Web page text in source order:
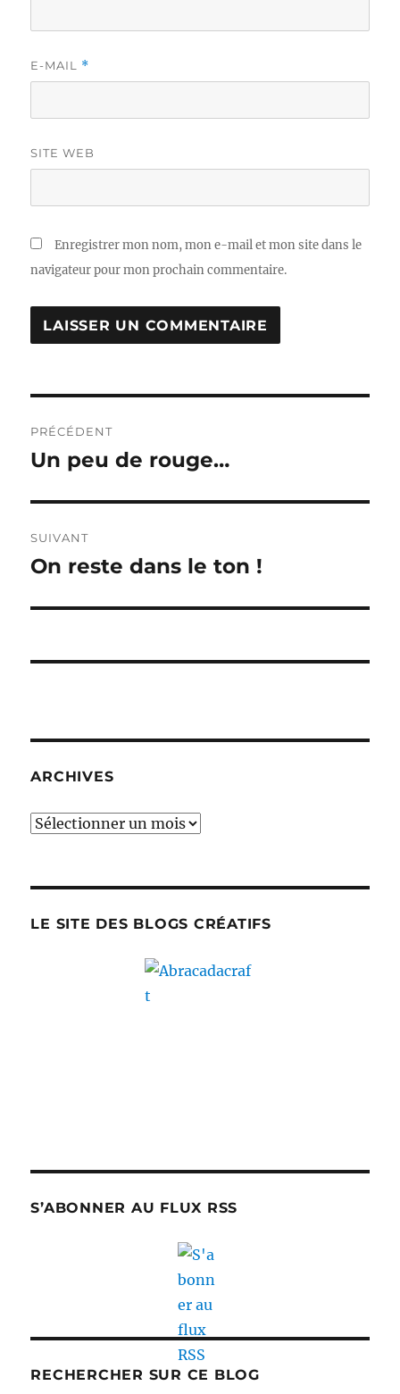
E-MAIL *
SITE WEB
Enregistrer mon nom, mon e-mail et mon site dans le
navigateur pour mon prochain commentaire.
de
PRÉCÉDENT
Publication
Un peu de rouge…
SUIVANT
Publication
On reste dans le ton !
ARCHIVES
Archives
LE SITE DES BLOGS CRÉATIFS
S’ABONNER AU FLUX RSS
RECHERCHER SUR CE BLOG